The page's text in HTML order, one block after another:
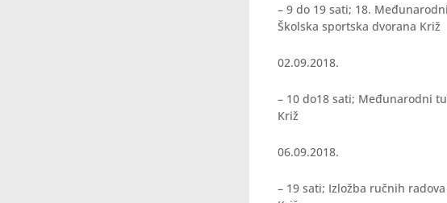
– 9 do 19 sati; 18.
Školska sportska dvorana Križ
02.09.2018.
– 10 do18 sati; Međunarodni
Križ
06.09.2018.
– 19 sati; Izložba ručnih